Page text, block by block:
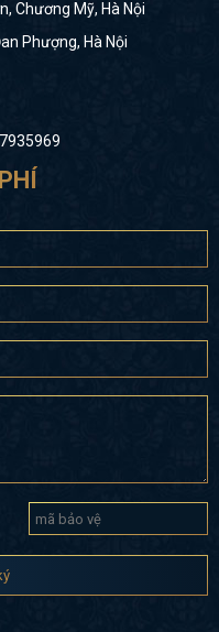
Chương Mỹ, Hà Nội
Phượng, Hà Nội